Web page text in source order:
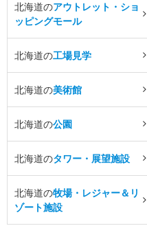
北海道のアウトレット・ショ
ッピングモール
北海道の工場見学
北海道の美術館
北海道の公園
北海道のタワー・展望施設
北海道の牧場・レジャー＆リ
ゾート施設